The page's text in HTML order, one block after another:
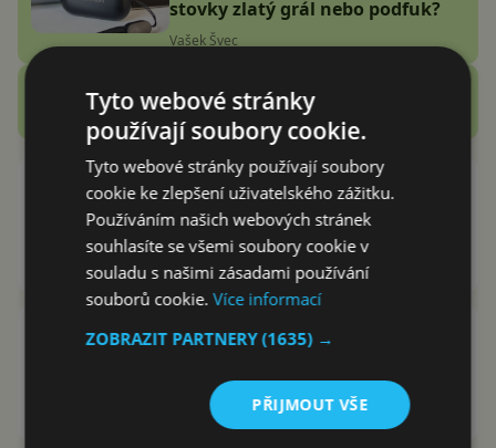
stovky zlatý grál nebo podfuk?
Vašek Švec
Zobrazit další
Recenze
Samsung dožene Pixely! Galaxy
S25 Ultra se pochlubí
překvapivým vylepšením
Jakub Kárník9.12.2024
Takto bude vypadat Galaxy A56!
designem a rychlejším nabíjením
Jakub Kárník 25.11.2024
Tyto webové stránky
používají soubory cookie.
Tyto webové stránky používají soubory
cookie ke zlepšení uživatelského zážitku.
Používáním našich webových stránek
souhlasíte se všemi soubory cookie v
souladu s našimi zásadami používání
souborů cookie.Více informací
ZOBRAZIT PARTNERY(1635) →
PŘIJMOUT VŠE